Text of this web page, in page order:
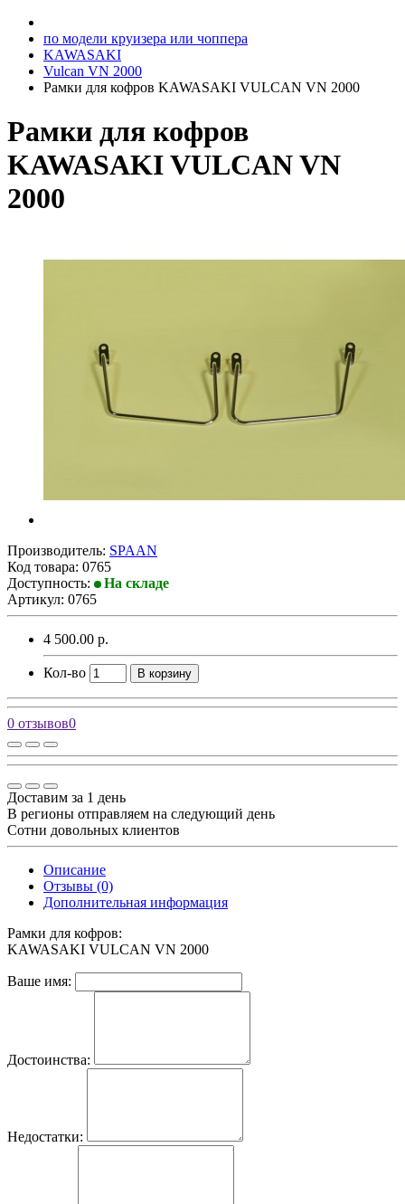
по модели круизера или чоппера
KAWASAKI
Vulcan VN 2000
Рамки для кофров KAWASAKI VULCAN VN 2000
Рамки для кофров
KAWASAKI VULCAN VN
2000
Производитель: SPAAN
Код товара: 0765
Доступность:
На складе
Артикул: 0765
4 500.00 р.
Кол-во В корзину
0 отзывов0
Доставим за 1 день
В регионы отправляем на следующий день
Сотни довольных клиентов
Описание
Отзывы (0)
Дополнительная информация
Рамки для кофров:
KAWASAKI VULCAN VN 2000
Ваше имя:
Достоинства:
Недостатки: